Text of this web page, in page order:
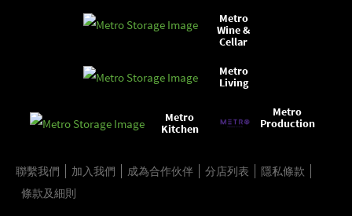
Metro
Wine &
Cellar
Metro
Living
Metro
Kitchen
Metro
Production
聯繫我們 加入我們 成為合作伙伴 分店列表
隱私條款
條款及細則